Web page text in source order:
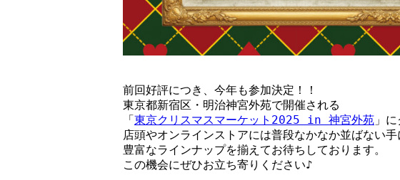
前回好評につき、今年も参加決定！！
東京都新宿区・明治神宮外苑で開催される
「東京クリスマスマーケット2025 in 神宮外苑 」
店頭やオンラインストアには普段なかなか並ばない手
豊富なラインナップを揃えてお待ちしております。
この機会にぜひお立ち寄りください♪